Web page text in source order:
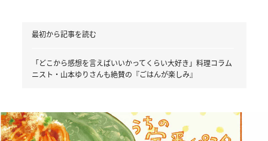
最初から記事を読む
「どこから感想を言えばいいかってくらい大好き」料理コラム
ニスト・山本ゆりさんも絶賛の『ごはんが楽しみ』